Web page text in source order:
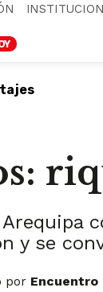
Arequipa
y se
por Encuentro